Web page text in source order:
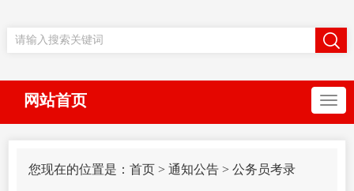
网站首页
您现在的位置是： 首页 > 通知公告 > 公务员考录